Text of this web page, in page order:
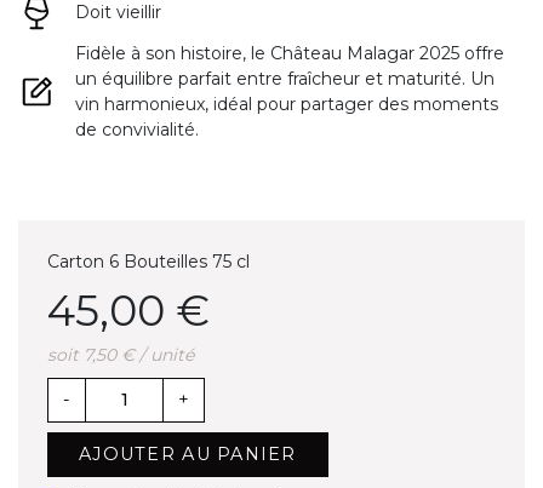
Doit vieillir
Fidèle à son histoire, le Château Malagar 2025 offre
un équilibre parfait entre fraîcheur et maturité. Un
vin harmonieux, idéal pour partager des moments
de convivialité.
Carton 6 Bouteilles 75 cl
45,00 €
soit 7,50 € / unité
- +
AJOUTER AU PANIER